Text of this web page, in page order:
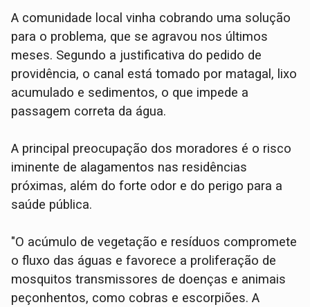
​A comunidade local vinha cobrando uma solução
para o problema, que se agravou nos últimos
meses. Segundo a justificativa do pedido de
providência, o canal está tomado por matagal, lixo
acumulado e sedimentos, o que impede a
passagem correta da água.
​A principal preocupação dos moradores é o risco
iminente de alagamentos nas residências
próximas, além do forte odor e do perigo para a
saúde pública.
​"O acúmulo de vegetação e resíduos compromete
o fluxo das águas e favorece a proliferação de
mosquitos transmissores de doenças e animais
peçonhentos, como cobras e escorpiões. A